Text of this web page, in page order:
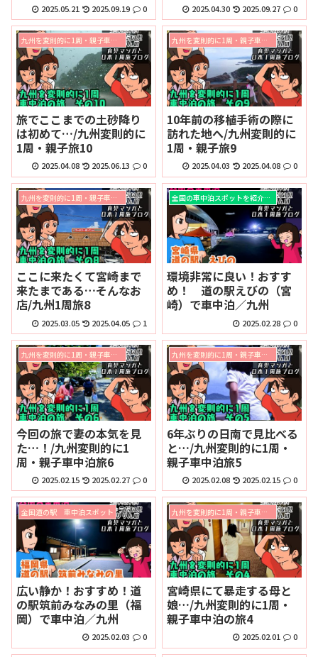
2025.05.21 2025.09.19 0 2025.04.30 2025.09.27 0
九州を変則的に1周・親子車中泊の旅
旅でここまでの土砂降り
は初めて…/九州変則的に
1周・親子旅10
2025.04.08 2025.06.13 0
九州を変則的に1周・親子車中泊の旅
10年前の移植手術の際に
訪れた地へ/九州変則的に
1周・親子旅9
2025.04.03 2025.04.08 0
九州を変則的に1周・親子車中泊の旅
ここに来たくて宮崎まで
来たまである…そんなお
店/九州1周旅8
2025.03.05 2025.04.05 1
全国の車中泊スポットを紹介！！
環境非常に良い！おすす
め！ 道の駅えびの（宮
崎）で車中泊／九州
2025.02.28 0
九州を変則的に1周・親子車中泊の旅
今回の旅で妻の本気を見
た…！/九州変則的に1
周・親子車中泊旅6
2025.02.15 2025.02.27 0
九州を変則的に1周・親子車中泊の旅
6年ぶりの日南で見比べる
と…/九州変則的に1周・
親子車中泊旅5
2025.02.08 2025.02.15 0
全国道の駅 車中泊スポット
広い静か！おすすめ！道
の駅筑前みなみの里（福
岡）で車中泊／九州
2025.02.03 0
九州を変則的に1周・親子車中泊の旅
宮崎県にて暴走する母と
娘…/九州変則的に1周・
親子車中泊の旅4
2025.02.01 0